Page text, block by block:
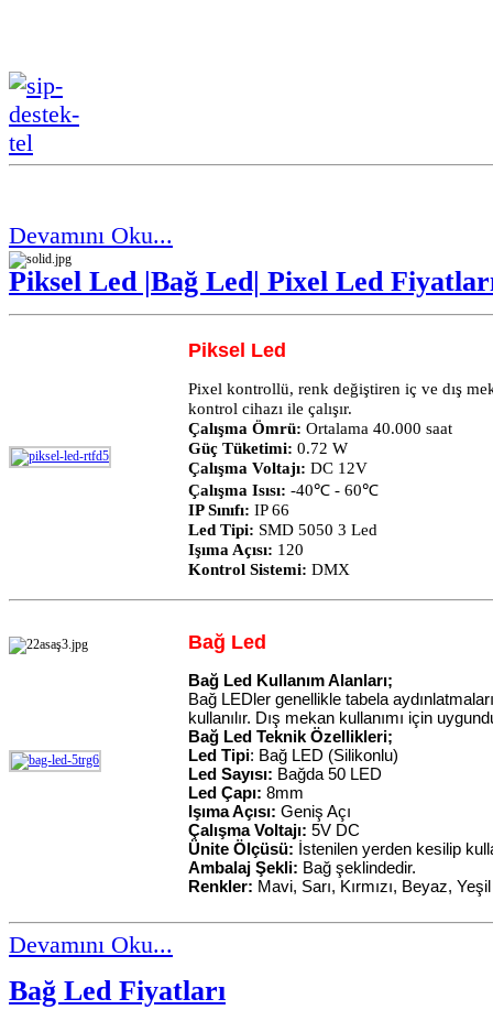
Devamını Oku...
Piksel Led |Bağ Led| Pixel Led
Piksel Led
Pixel kontrollü, renk değiştiren iç ve dış
kontrol cihazı ile çalışır.
Çalışma Ömrü: Ortalama 40.000 saat
Güç Tüketimi: 0.72 W
Çalışma Voltajı: DC 12V
Çalışma Isısı: -40℃ - 60℃
IP Sınıfı: IP 66
Led Tipi: SMD 5050 3 Led
Işıma Açısı: 120
Kontrol Sistemi: DMX
Bağ Led
Bağ Led Kullanım Alanları;
Bağ LEDler genellikle tabela
kullanılır. Dış mekan kullanımı için
Bağ Led Teknik Özellikleri;
Led Tipi: Bağ LED (Silikonlu)
Led Sayısı: Bağda 50 LED
Led Çapı: 8mm
Işıma Açısı: Geniş Açı
Çalışma Voltajı: 5V DC
Ünite Ölçüsü: İstenilen yerden kesilip
Ambalaj Şekli: Bağ şeklindedir.
Renkler: Mavi, Sarı, Kırmızı, Beyaz, Yeşil
Devamını Oku...
Bağ Led Fiyatları